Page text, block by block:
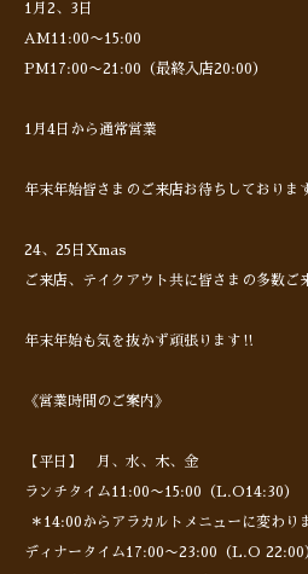
1月2、3日
AM11:00〜15:00
PM17:00〜21:00（最終入店20:00）
1月4日から通常営業
年末年始皆さまのご来店お待ちしておりま
24、25日Xmas
ご来店、テイクアウト共に皆さまの多数ご
年末年始も気を抜かず頑張ります‼︎
《営業時間のご案内》
【平日】 月、水、木、金
ランチタイム11:00〜15:00（L.O14:30）
＊14:00からアラカルトメニューに変わり
ディナータイム17:00〜23:00（L.O 22:00